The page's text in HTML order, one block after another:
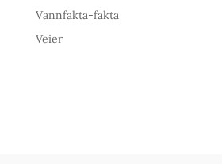
Vannfakta-fakta
Veier